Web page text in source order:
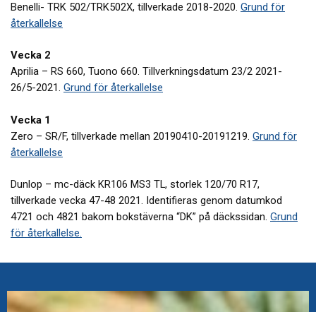
Benelli- TRK 502/TRK502X, tillverkade 2018-2020. Grund för
återkallelse
Vecka 2
Aprilia – RS 660, Tuono 660. Tillverkningsdatum 23/2 2021-
26/5-2021. Grund för återkallelse
Vecka 1
Zero – SR/F, tillverkade mellan 20190410-20191219. Grund för
återkallelse
Dunlop – mc-däck KR106 MS3 TL, storlek 120/70 R17,
tillverkade vecka 47-48 2021. Identifieras genom datumkod
4721 och 4821 bakom bokstäverna “DK” på däckssidan. Grund
för återkallelse.